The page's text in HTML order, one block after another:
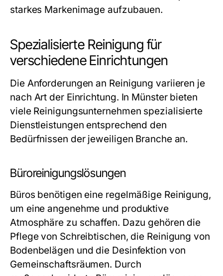
starkes Markenimage aufzubauen.
Spezialisierte Reinigung für
verschiedene Einrichtungen
Die Anforderungen an Reinigung variieren je
nach Art der Einrichtung. In Münster bieten
viele Reinigungsunternehmen spezialisierte
Dienstleistungen entsprechend den
Bedürfnissen der jeweiligen Branche an.
Büroreinigungslösungen
Büros benötigen eine regelmäßige Reinigung,
um eine angenehme und produktive
Atmosphäre zu schaffen. Dazu gehören die
Pflege von Schreibtischen, die Reinigung von
Bodenbelägen und die Desinfektion von
Gemeinschaftsräumen. Durch